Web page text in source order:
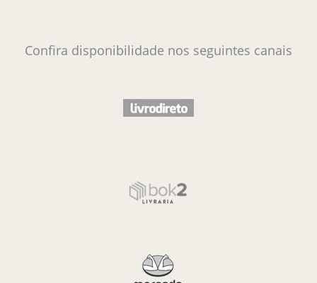
Confira disponibilidade nos seguintes canais